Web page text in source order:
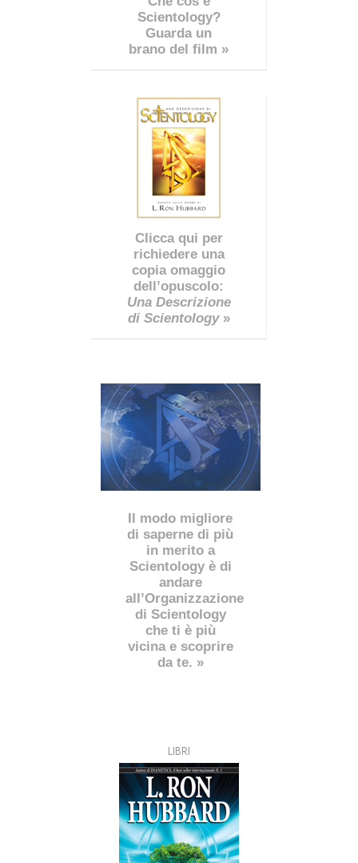
Scientology?
Guarda un
brano del film »
Clicca qui per
richiedere una
copia omaggio
dell’opuscolo:
Una Descrizione
di Scientology»
Il modo migliore
di saperne di più
in merito a
Scientology è di
andare
all’Organizzazione
di Scientology
che ti è più
vicina e scoprire
da te. »
LIBRI